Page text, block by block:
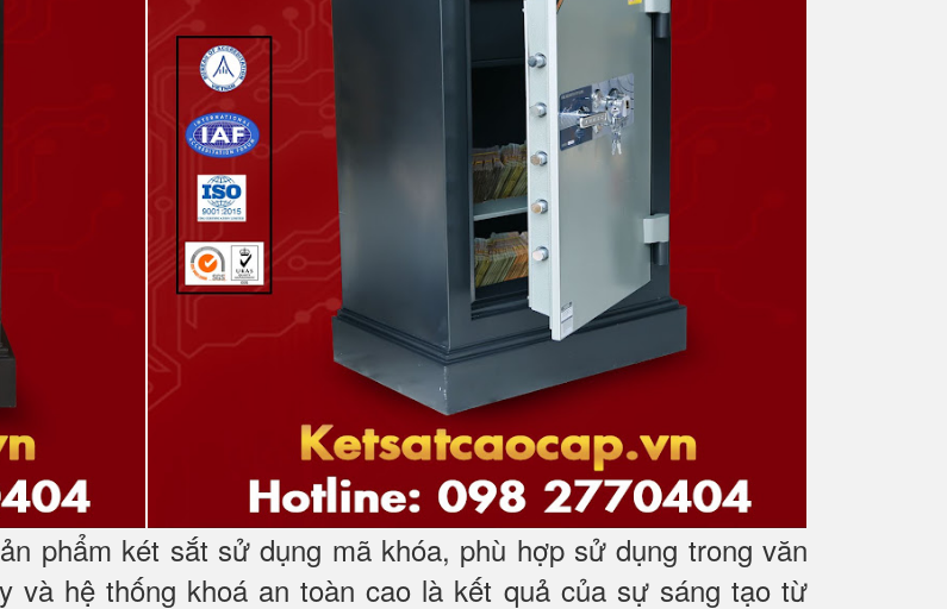
phẩm két sắt sử dụng mã khóa, phù hợp sử dụng trong văn
và hệ thống khoá an toàn cao là kết quả của sự sáng tạo từ